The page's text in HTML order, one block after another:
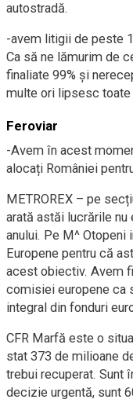
autostradă.
-avem litigii de peste
Ca să ne lămurim de
finaliate 99% și
multe ori lipsesc
Feroviar
-Avem în acest
alocați României
METROREX – pe
arată astăi lucrările nu
anului. Pe M^
Europene pentru că
acest obiectiv. Avem
comisiei europene ca
integral din fonduri
CFR Marfă este o
stat 373 de milioane
trebui recuperat. Sunt
decizie urgentă, sunt